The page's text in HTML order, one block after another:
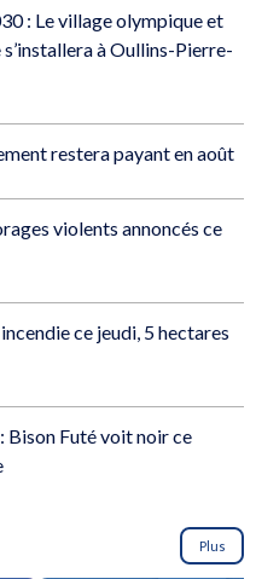
: Le village olympique et
à Oullins-Pierre-
restera payant en août
violents annoncés ce
ce jeudi, 5 hectares
Bison Futé voit noir ce
Plus